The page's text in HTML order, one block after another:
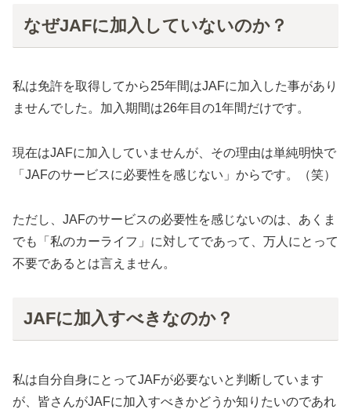
なぜJAFに加入していないのか？
私は免許を取得してから25年間はJAFに加入した事があり
ませんでした。加入期間は26年目の1年間だけです。
現在はJAFに加入していませんが、その理由は単純明快で
「JAFのサービスに必要性を感じない」からです。（笑）
ただし、JAFのサービスの必要性を感じないのは、あくま
でも「私のカーライフ」に対してであって、万人にとって
不要であるとは言えません。
JAFに加入すべきなのか？
私は自分自身にとってJAFが必要ないと判断しています
が、皆さんがJAFに加入すべきかどうか知りたいのであれ